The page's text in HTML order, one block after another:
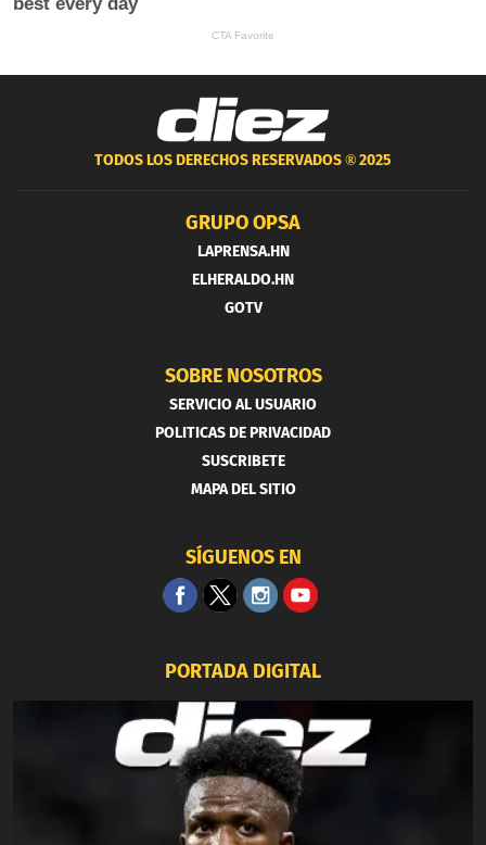
TODOS LOS DERECHOS RESERVADOS ®2025
GRUPO OPSA
LAPRENSA.HN
ELHERALDO.HN
GOTV
SOBRE NOSOTROS
SERVICIO AL USUARIO
POLITICAS DE PRIVACIDAD
SUSCRIBETE
MAPA DEL SITIO
SÍGUENOS EN
PORTADA DIGITAL